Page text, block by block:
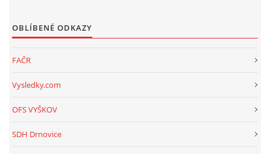
OBLÍBENÉ ODKAZY
FAČR
Vysledky.com
OFS VYŠKOV
SDH Drnovice